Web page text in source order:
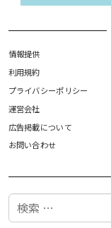
情報提供
利用規約
プライバシーポリシー
運営会社
広告掲載について
お問い合わせ
検